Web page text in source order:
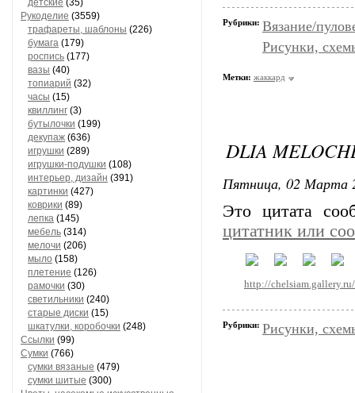
детские (35)
Рукоделие (3559)
трафареты, шаблоны (226)
бумага (179)
роспись (177)
вазы (40)
топиарий (32)
часы (15)
квиллинг (3)
бутылочки (199)
декупаж (636)
игрушки (289)
игрушки-подушки (108)
интерьер, дизайн (391)
картинки (427)
коврики (89)
лепка (145)
мебель (314)
мелочи (206)
мыло (158)
плетение (126)
рамочки (30)
светильники (240)
старые диски (15)
шкатулки, коробочки (248)
Ссылки (99)
Сумки (766)
сумки вязаные (479)
сумки шитые (300)
Рубрики: Вязание/
Рисунки,
Метки: жаккард
DLIA
Пятница, 02 Марта
Это цитата
цитатник или
http://
Рубрики: Рисунки,